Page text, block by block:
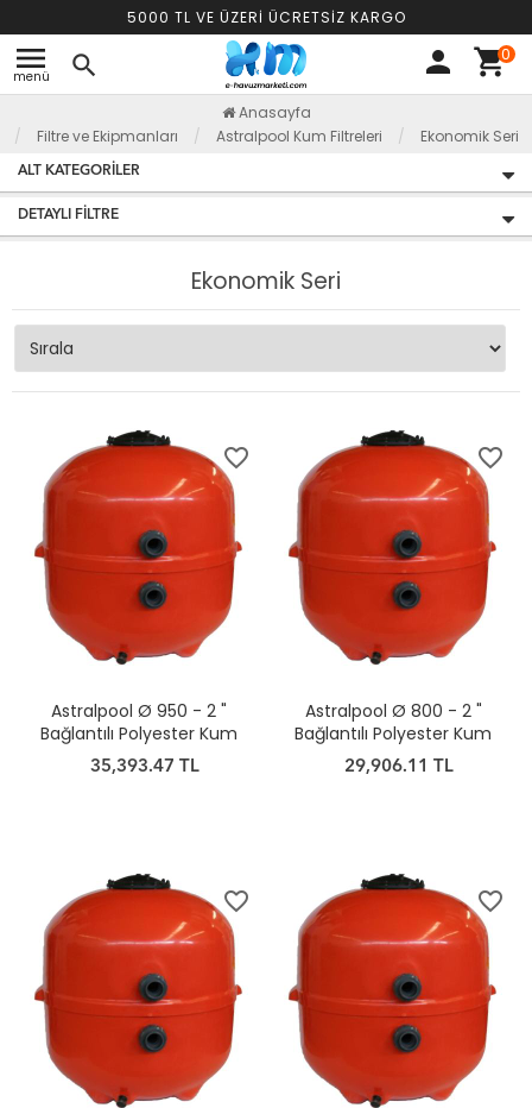
5000 TL VE ÜZERİ ÜCRETSİZ KARGO
menu
menü search person shopping_cart0
Anasayfa
Filtre ve Ekipmanları
Astralpool Kum Filtreleri Ekonomik Seri
ALT KATEGORILER
DETAYLI FILTRE
Ekonomik Seri
favorite_border
Astralpool Ø 950 - 2 "
Bağlantılı Polyester Kum
Filtresi
35,393.47 TL
favorite_border
Astralpool Ø 800 - 2 "
Bağlantılı Polyester Kum
Filtresi
29,906.11 TL
favorite_border favorite_border